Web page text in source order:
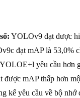
YOLOv9 đạt được
đạt mAP là 53,0%
yêu cầu hơn
được mAP thấp hơn
kể yêu cầu về bộ